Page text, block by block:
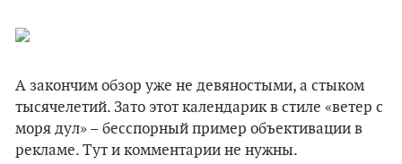
А закончим обзор уже не девяностыми, а стыком
тысячелетий. Зато этот календарик в стиле «ветер с
моря дул» – бесспорный пример объективации в
рекламе. Тут и комментарии не нужны.